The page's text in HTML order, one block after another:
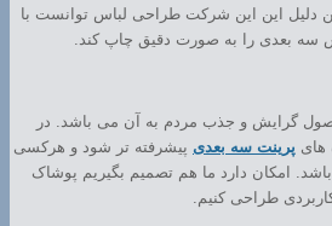
دلیل این این شرکت طراحی لباس توانست با
سه بعدی را به صورت دقیق چاپ کند.
گرایش و جذب مردم به آن می باشد. در
های پرینت سه بعدی پیشرفته تر شود و هرکسی
امکان دارد ما هم تصمیم بگیریم پوشاک
کاربردی طراحی کنیم.